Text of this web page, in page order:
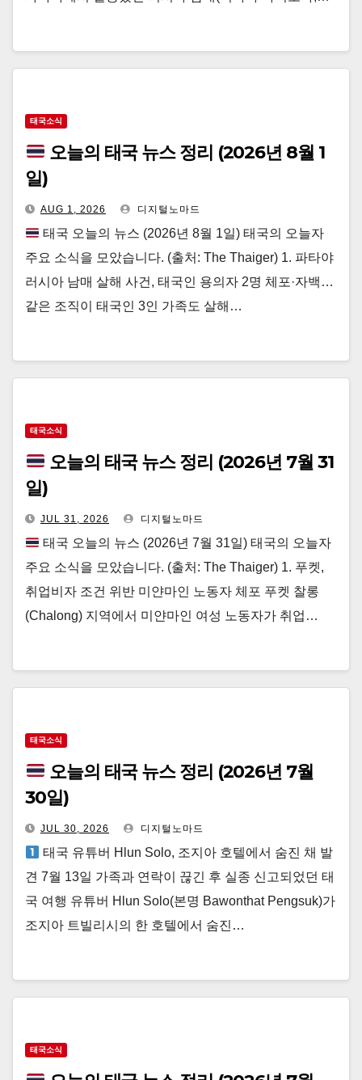
태국소식
오늘의 태국 뉴스 정리 (2026년 8월 1
일)
AUG 1, 2026 디지털노마드
태국 오늘의 뉴스 (2026년 8월 1일) 태국의 오늘자
주요 소식을 모았습니다. (출처: The Thaiger) 1. 파타야
러시아 남매 살해 사건, 태국인 용의자 2명 체포·자백…
같은 조직이 태국인 3인 가족도 살해…
태국소식
오늘의 태국 뉴스 정리 (2026년 7월 31
일)
JUL 31, 2026 디지털노마드
태국 오늘의 뉴스 (2026년 7월 31일) 태국의 오늘자
주요 소식을 모았습니다. (출처: The Thaiger) 1. 푸켓,
취업비자 조건 위반 미얀마인 노동자 체포 푸켓 찰롱
(Chalong) 지역에서 미얀마인 여성 노동자가 취업…
태국소식
오늘의 태국 뉴스 정리 (2026년 7월
30일)
JUL 30, 2026 디지털노마드
태국 유튜버 Hlun Solo, 조지아 호텔에서 숨진 채 발
견 7월 13일 가족과 연락이 끊긴 후 실종 신고되었던 태
국 여행 유튜버 Hlun Solo(본명 Bawonthat Pengsuk)가
조지아 트빌리시의 한 호텔에서 숨진…
태국소식